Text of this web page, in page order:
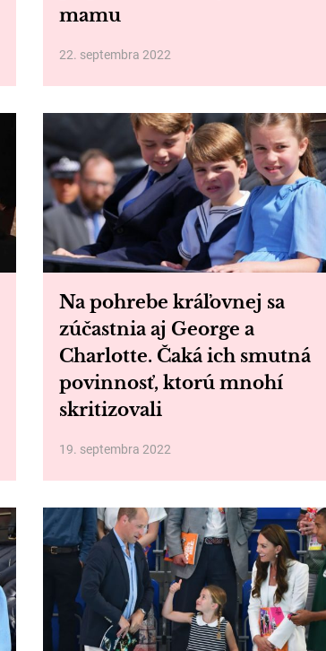
mamu
22. septembra 2022
Na pohrebe kráľovnej sa
zúčastnia aj George a
Charlotte. Čaká ich smutná
povinnosť, ktorú mnohí
skritizovali
19. septembra 2022